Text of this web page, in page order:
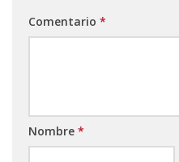
Comentario *
Nombre *